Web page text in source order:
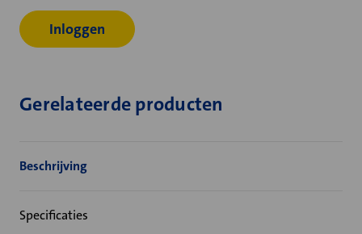
Inloggen
Gerelateerde producten
Beschrijving
Specificaties